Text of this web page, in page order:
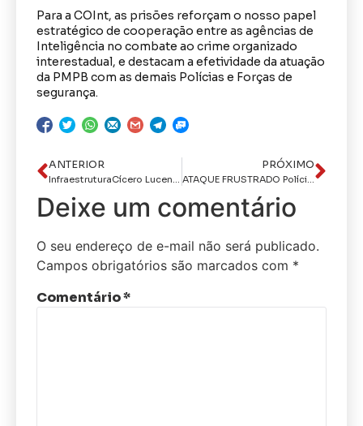
Para a COInt, as prisões reforçam o nosso papel
estratégico de cooperação entre as agências de
Inteligência no combate ao crime organizado
interestadual, e destacam a efetividade da atuação
da PMPB com as demais Polícias e Forças de
segurança.
ANTERIOR
InfraestruturaCícero Lucena autoriza obras em mais 12 ruas e projeta Bairro das Indústrias 100% pavimentado
PRÓXIMO
ATAQUE FRUSTRADO Polícia militar na ativa
Deixe um comentário
O seu endereço de e-mail não será publicado.
Campos obrigatórios são marcados com *
Comentário*